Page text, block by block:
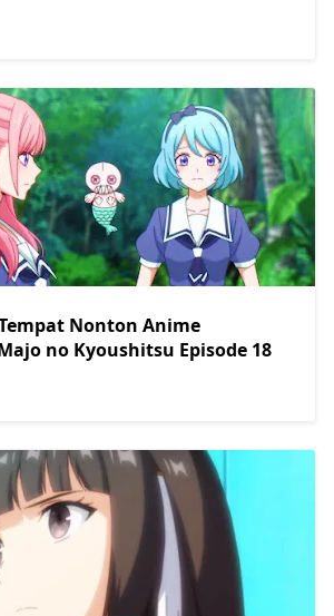
Nonton Anime
no Kyoushitsu Episode 18